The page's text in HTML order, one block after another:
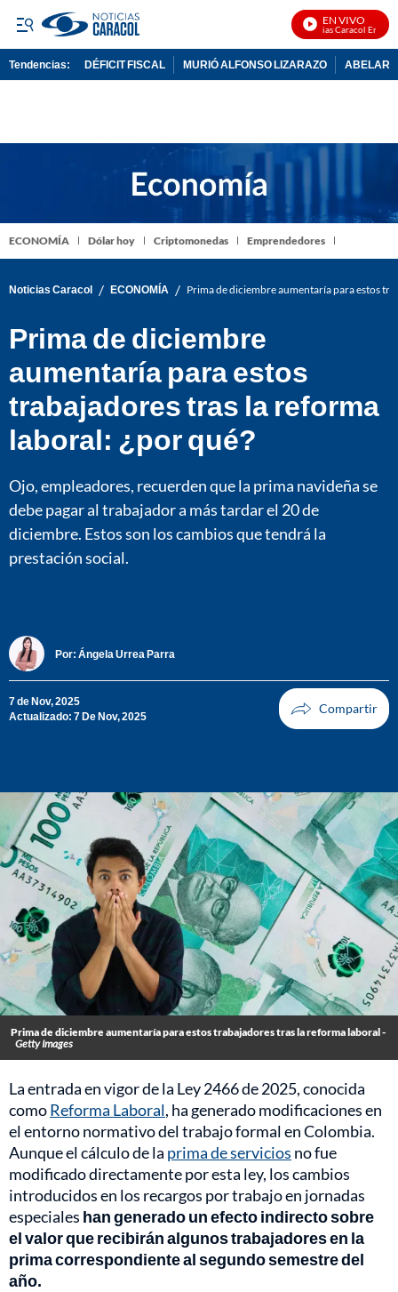
EN VIVO
Noticias Caracol En Vivo
Tendencias: DÉFICIT FISCAL MURIÓ ALFONSO LIZARAZO
ECONOMÍA Dólar hoy Criptomonedas Emprendedores
Noticias Caracol / ECONOMÍA / Prima de diciembre aumentaría para estos
Prima de diciembre
aumentaría para estos
trabajadores tras la reforma
laboral: ¿por qué?
Ojo, empleadores, recuerden que la prima navideña se
debe pagar al trabajador a más tardar el 20 de
diciembre. Estos son los cambios que tendrá la
prestación social.
Por: Ángela Urrea Parra
7 de Nov, 2025
Actualizado: 7 De Nov, 2025
Prima de diciembre aumentaría para estos trabajadores tras la reforma laboral -
Getty Images
La entrada en vigor de la Ley 2466 de 2025, conocida
comoReforma Laboral, ha generado modificaciones en
el entorno normativo del trabajo formal en Colombia.
Aunque el cálculo de la prima de servicios no fue
modificado directamente por esta ley, los cambios
introducidos en los recargos por trabajo en jornadas
especiales han generado un efecto indirecto sobre
el valor que recibirán algunos trabajadores en la
prima correspondiente al segundo semestre del
año.